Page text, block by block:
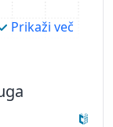
Prikaži več